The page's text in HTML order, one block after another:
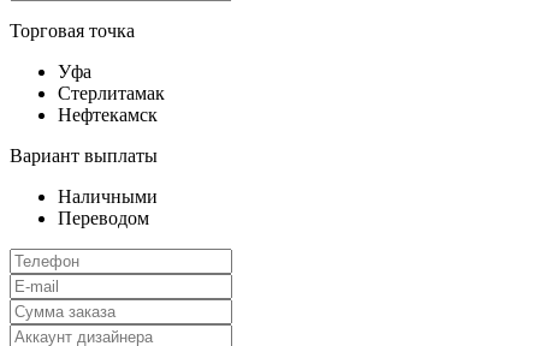
Торговая точка
Уфа
Стерлитамак
Нефтекамск
Вариант выплаты
Наличными
Переводом